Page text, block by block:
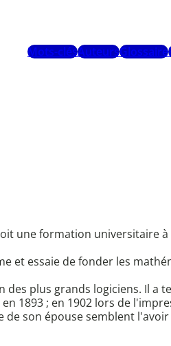
Mots-clésAuteursGlossaire
une formation universitaire
et essaie de fonder les
plus grands logiciens. Il a
1893 ; en 1902 lors de
de son épouse semblent